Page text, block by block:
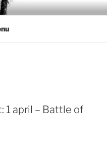
1 april – Battle of